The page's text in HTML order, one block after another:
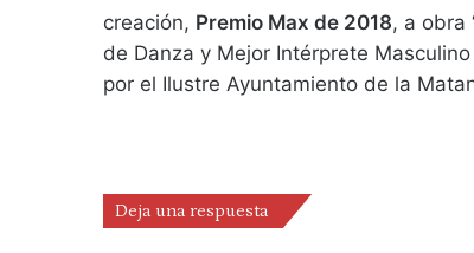
creación, Premio Max de 2018, a obra ‘
de Danza y Mejor Intérprete
por el Ilustre Ayuntamiento de la
Deja una respuesta